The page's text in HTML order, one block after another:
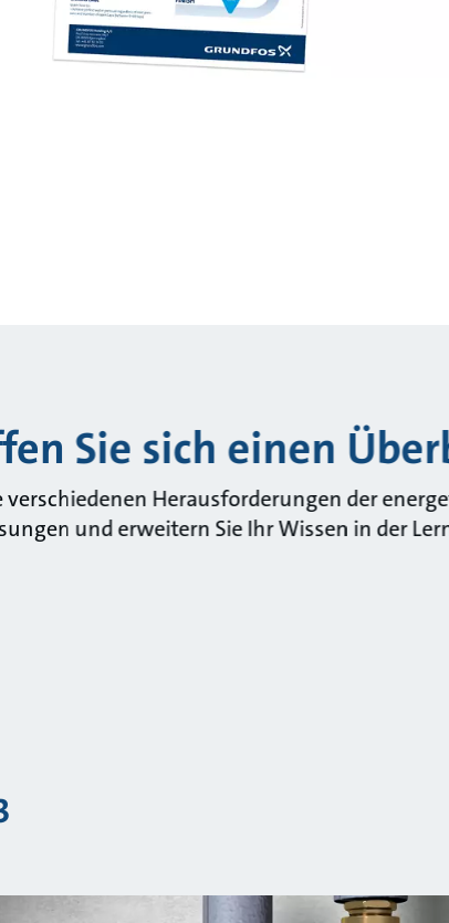
Sie sich einen
verschiedenen Herausforderungen der
und erweitern Sie Ihr Wissen in der